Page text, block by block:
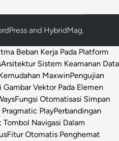
and HybridMag.
Beban Kerja Pada Platform
Arsitektur Sistem Keamanan Data
MaxwinPengujian
Vektor Pada Elemen
Fungsi Otomatisasi Simpan
PlayPerbandingan
Navigasi Dalam
Fitur Otomatis Penghemat